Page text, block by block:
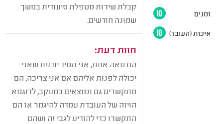
קבלת שירות מטפלת סיעודית במשך
שמונה חודשים.
חוות דעת:
הם מאה אחוז, אני תמיד יודעת שאני
יכולה לפנות אליהם אם אני צריכה, הם
מתקשרים גם ונמצאים במעקב, לדוגמא
הויזה של העובדת עמדה להיגמר אז הם
התקשרו כדי להודיע לגבי זה ושהם
זמנים 10
איכות (העובד) 10